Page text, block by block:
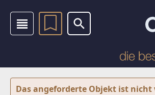
Das angeforderte Objekt ist